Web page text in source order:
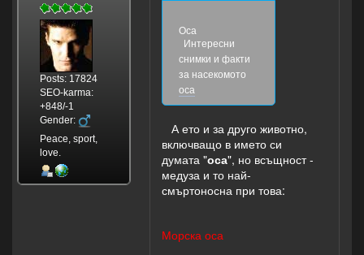
Posts: 17824
SEO-karma:
+848/-1
Gender:
Peace, sport,
love.
Оса
Интересни
снимки и факти
за насекомото
оса
А ето и за друго животно,
включващо в името си
думата "оса", но всъщност -
медуза и то най-
смъртоносна при това:
Морска оса